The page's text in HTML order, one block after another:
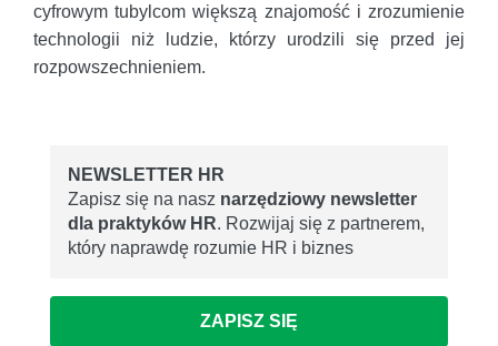
cyfrowym tubylcom większą znajomość i zrozumienie
technologii niż ludzie, którzy urodzili się przed jej
rozpowszechnieniem.
NEWSLETTER HR
Zapisz się na nasz narzędziowy newsletter
dla praktyków HR. Rozwijaj się z partnerem,
który naprawdę rozumie HR i biznes
ZAPISZ SIĘ